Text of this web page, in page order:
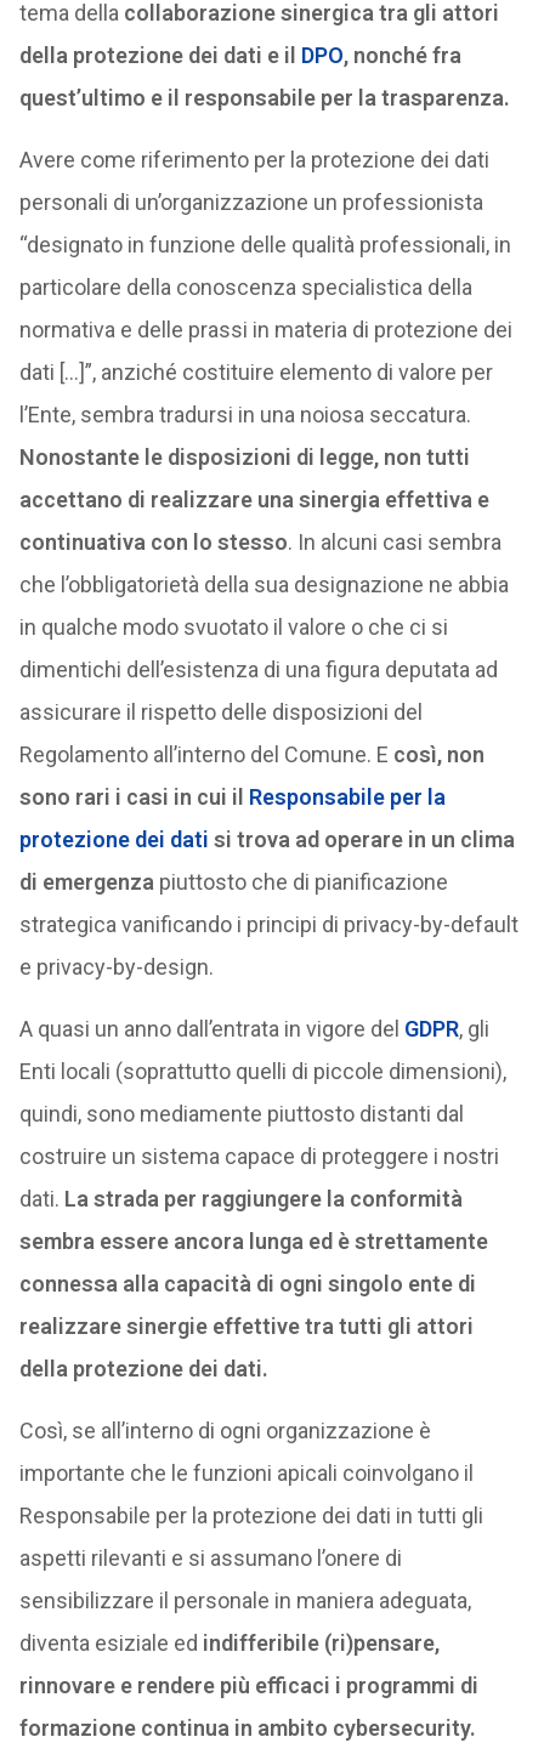
tema della collaborazione sinergica tra gli attori
della protezione dei dati e il DPO, nonché fra
quest’ultimo e il responsabile per la trasparenza.
Avere come riferimento per la protezione dei dati
personali di un’organizzazione un professionista
“designato in funzione delle qualità professionali, in
particolare della conoscenza specialistica della
normativa e delle prassi in materia di protezione dei
dati […]”, anziché costituire elemento di valore per
l’Ente, sembra tradursi in una noiosa seccatura.
Nonostante le disposizioni di legge, non tutti
accettano di realizzare una sinergia effettiva e
continuativa con lo stesso. In alcuni casi sembra
che l’obbligatorietà della sua designazione ne abbia
in qualche modo svuotato il valore o che ci si
dimentichi dell’esistenza di una figura deputata ad
assicurare il rispetto delle disposizioni del
Regolamento all’interno del Comune. E così, non
sono rari i casi in cui il Responsabile per la
protezione dei dati si trova ad operare in un clima
di emergenza piuttosto che di pianificazione
strategica vanificando i principi di privacy-by-default
e privacy-by-design.
A quasi un anno dall’entrata in vigore del GDPR, gli
Enti locali (soprattutto quelli di piccole dimensioni),
quindi, sono mediamente piuttosto distanti dal
costruire un sistema capace di proteggere i nostri
dati. La strada per raggiungere la conformità
sembra essere ancora lunga ed è strettamente
connessa alla capacità di ogni singolo ente di
realizzare sinergie effettive tra tutti gli attori
della protezione dei dati.
Così, se all’interno di ogni organizzazione è
importante che le funzioni apicali coinvolgano il
Responsabile per la protezione dei dati in tutti gli
aspetti rilevanti e si assumano l’onere di
sensibilizzare il personale in maniera adeguata,
diventa esiziale ed indifferibile (ri)pensare,
rinnovare e rendere più efficaci i programmi di
formazione continua in ambito cybersecurity.